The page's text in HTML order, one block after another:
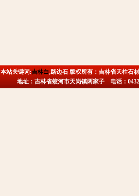
本站关键词:吉林白,路边石 版权所有：吉林省天柱石
地址：吉林省蛟河市天岗镇两家子 电话：